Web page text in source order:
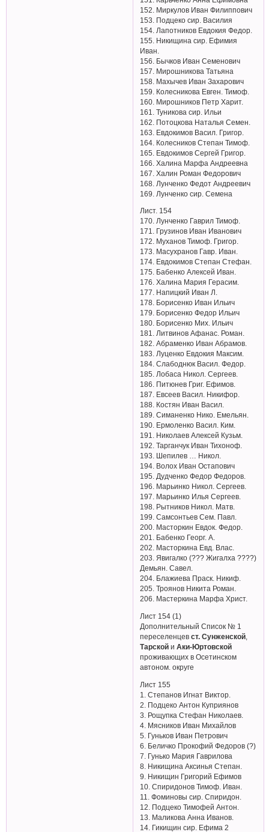
152. Миркулов Иван Филиппович
153. Подцеко сир. Василия
154. Лапотников Евдокия Федор.
155. Никищина сир. Ефимия
Иван.
156. Бычков Иван Семенович
157. Мирошникова Татьяна
158. Махычев Иван Захарович
159. Колесникова Евген. Тимоф.
160. Мирошников Петр Харит.
161. Туникова сир. Ильи
162. Потоцкова Наталья Семен.
163. Евдокимов Васил. Григор.
164. Колесников Степан Тимоф.
165. Евдокимов Сергей Григор.
166. Халина Марфа Андреевна
167. Халин Роман Федорович
168. Лунченко Федот Андреевич
169. Лунченко сир. Семена
Лист. 154
170. Лунченко Гаврил Тимоф.
171. Грузинов Иван Иванович
172. Муханов Тимоф. Григор.
173. Масухранов Гавр. Иван.
174. Евдокимов Степан Стефан.
175. Бабенко Алексей Иван.
176. Халина Мария Герасим.
177. Напицкий Иван Л.
178. Борисенко Иван Ильич
179. Борисенко Федор Ильич
180. Борисенко Мих. Ильич
181. Литвинов Афанас. Роман.
182. Абраменко Иван Абрамов.
183. Луценко Евдокия Максим.
184. Слабоднюк Васил. Федор.
185. Лобаса Никол. Сергеев.
186. Питюнев Григ. Ефимов.
187. Евсеев Васил. Никифор.
188. Костян Иван Васил.
189. Симаненко Нико. Емельян.
190. Ермоленко Васил. Ким.
191. Николаев Алексей Кузьм.
192. Тарганчук Иван Тихоноф.
193. Шепилев … Никол.
194. Волох Иван Остапович
195. Дудченко Федор Федоров.
196. Марьинко Никол. Сергеев.
197. Марьинко Илья Сергеев.
198. Рытников Никол. Матв.
199. Самсонтьев Сем. Павл.
200. Масторкин Евдок. Федор.
201. Бабенко Георг. А.
202. Масторкина Евд. Влас.
203. Явигалко (??? Жигалха ????)
Демьян. Савел.
204. Блажиева Праск. Никиф.
205. Троянов Никита Роман.
206. Мастеркина Марфа Христ.
Лист 154 (1)
Дополнительный Список № 1
переселенцевст. Сунженской
Тарской иАки-Юртовской
проживающих в Осетинском
автоном. округе
Лист 155
1. Степанов Игнат Виктор.
2. Подцеко Антон Куприянов
3. Рощупка Стефан Николаев.
4. Мясников Иван Михайлов
5. Гуньков Иван Петрович
6. Беличко Прокофий Федоров (?)
7. Гунько Мария Гаврилова
8. Никищина Аксинья Степан.
9. Никищин Григорий Ефимов
10. Спиридонов Тимоф. Иван.
11. Фоминовы сир. Спиридон.
12. Подцеко Тимофей Антон.
13. Маликова Анна Иванов.
14. Гикищин сир. Ефима 2